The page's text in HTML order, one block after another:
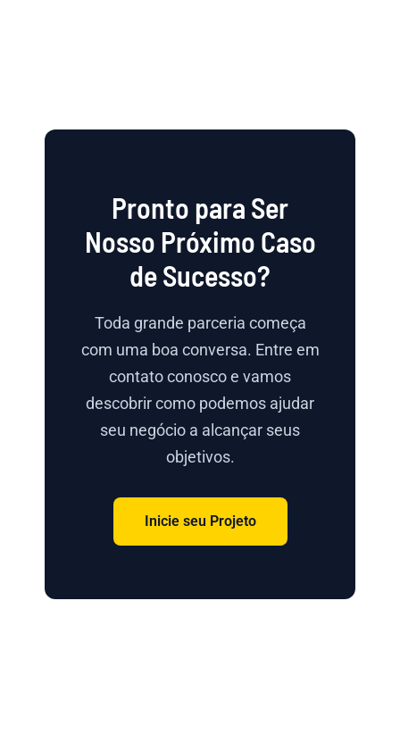
Pronto para Ser
Nosso Próximo Caso
de Sucesso?
Toda grande parceria começa
com uma boa conversa. Entre em
contato conosco e vamos
descobrir como podemos ajudar
seu negócio a alcançar seus
objetivos.
Inicie seu Projeto